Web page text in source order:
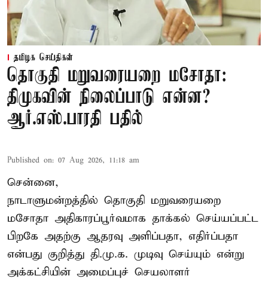
தமிழக செய்திகள்
தொகுதி மறுவரையறை மசோதா:
திமுகவின் நிலைப்பாடு என்ன?
ஆர்.எஸ்.பாரதி பதில்
Published on: 07 Aug 2026, 11:18 am
சென்னை,
நாடாளுமன்றத்தில் தொகுதி மறுவரையறை
மசோதா அதிகாரப்பூர்வமாக தாக்கல் செய்யப்பட்ட
பிறகே அதற்கு ஆதரவு அளிப்பதா, எதிர்ப்பதா
என்பது குறித்து தி.மு.க. முடிவு செய்யும் என்று
அக்கட்சியின் அமைப்புச் செயலாளர்